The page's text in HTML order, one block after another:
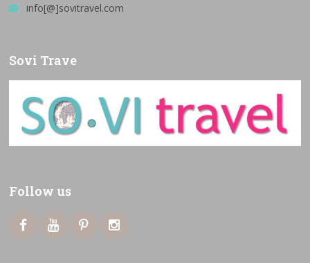
email info[@]sovitravel.com
Sovi Trave
Follow us